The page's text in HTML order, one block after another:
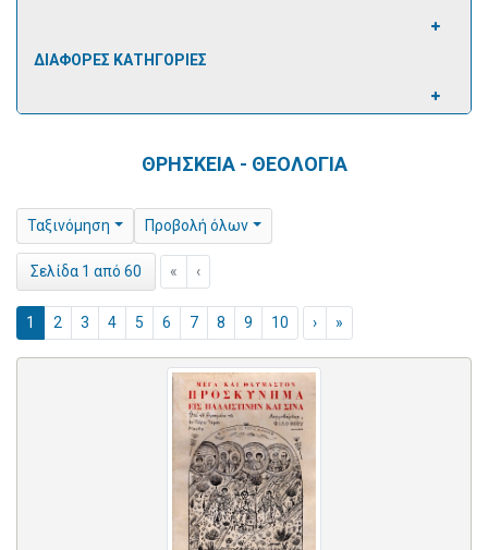
ΔΙΑΦΟΡΕΣ ΚΑΤΗΓΟΡΙΕΣ
ΘΡΗΣΚΕΙΑ - ΘΕΟΛΟΓΙΑ
Ταξινόμηση Προβολή όλων
Σελίδα 1 από 60 « ‹
1 2 3 4 5 6 7 8 9 10 › »